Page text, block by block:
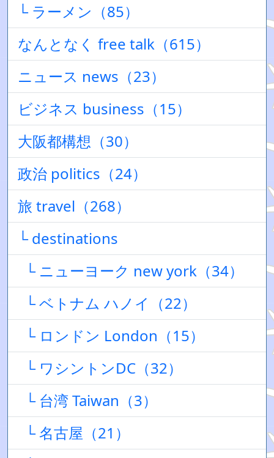
└ ラーメン（85）
なんとなく free talk（615）
ニュース news（23）
ビジネス business（15）
大阪都構想（30）
政治 politics（24）
旅 travel（268）
└ destinations
└ ニューヨーク new york（34）
└ ベトナム ハノイ（22）
└ ロンドン London（15）
└ ワシントンDC（32）
└ 台湾 Taiwan（3）
└ 名古屋（21）